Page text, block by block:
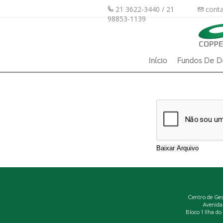
21 3622-3440 / 21
98853-1139
Início Fundos De
Centro de
Bloco 1 Ilha